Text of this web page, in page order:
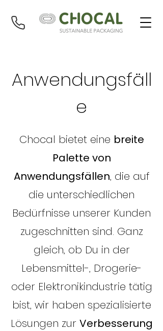
Anwendungsfäll
e
Chocal bietet eine breite
Palette von
Anwendungsfällen, die auf
die unterschiedlichen
Bedürfnisse unserer Kunden
zugeschnitten sind. Ganz
gleich, ob Du in der
Lebensmittel-, Drogerie-
oder Elektronikindustrie tätig
bist, wir haben spezialisierte
Lösungen zur Verbesserung